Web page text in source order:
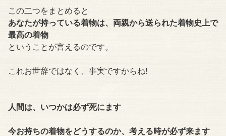
この二つをまとめると
あなたが持っている着物は、両親から送られた着物史上で
最高の着物
ということが言えるのです。
これお世辞ではなく、事実ですからね!
人間は、いつかは必ず死にます
今お持ちの着物をどうするのか、考える時が必ず来ます